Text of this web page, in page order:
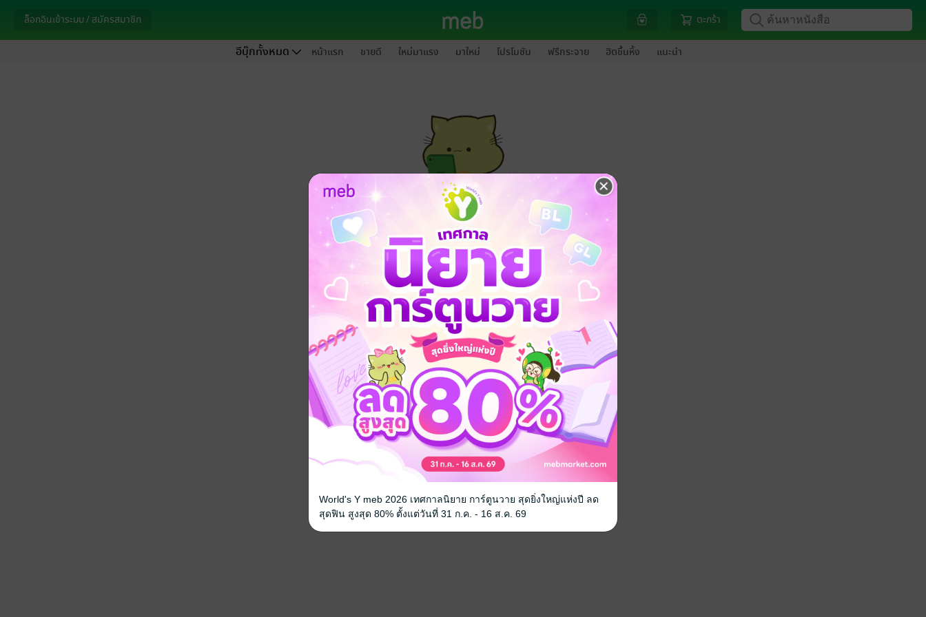
ล็อกอินเข้าระบบ / สมัครสมาชิก ตะกร้า
อีบุ๊กทั้งหมด หน้าแรก ขายดี ใหม่มาแรง มาใหม่ โปรโมชัน ฟรีกระจาย ฮิตขึ้นหิ้ง แนะนำ
กรุณาเข้าสู่ระบบก่อนดำเนินรายการด้วยค่ะ
ล็อกอินเข้าระบบ
World's Y meb 2026 เทศกาลนิยาย การ์ตูนวาย สุดยิ่งใหญ่แห่งปี ลด
สุดฟิน สูงสุด 80% ตั้งแต่วันที่ 31 ก.ค. - 16 ส.ค. 69